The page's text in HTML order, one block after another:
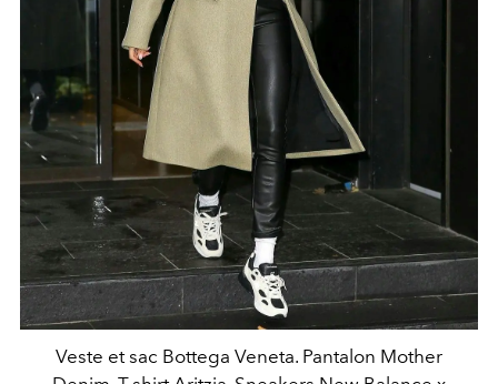
Veste et sac Bottega Veneta. Pantalon Mother